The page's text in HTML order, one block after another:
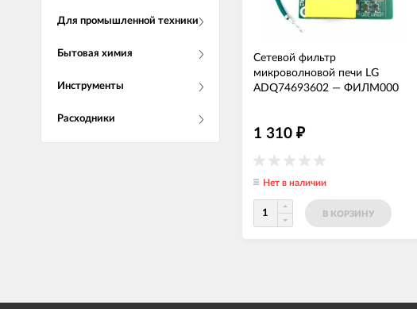
Для промышленной техники
Бытовая химия
Инструменты
Расходники
Сетевой фильтр
микроволновой печи LG
ADQ74693602 — ФИЛМ000
1 310 ₽
Нет в наличии
В КОРЗИНУ